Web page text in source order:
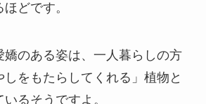
どです。
嬌のある姿は、一人暮らしの方
をもたらしてくれる」植物と
るそうですよ。